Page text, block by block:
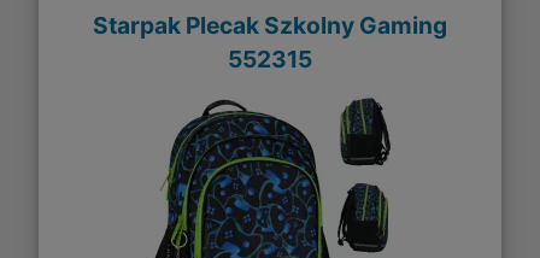
Starpak Plecak Szkolny Gaming
552315